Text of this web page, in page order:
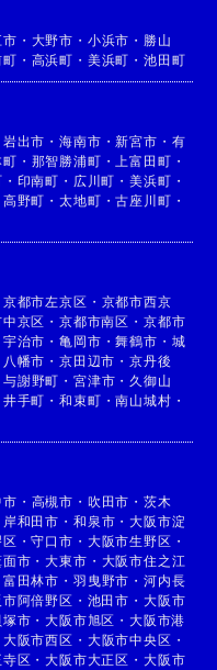
市 ・ 大野市 ・ 小浜市 ・ 勝山
町 ・ 高浜町 ・ 美浜町 ・ 池田町
岩出市 ・海南市 ・新宮市 ・ 有
町 ・ 那智勝浦町 ・ 上富田町 ・
・ 印南町 ・ 広川町 ・美浜町 ・
高野町 ・太地町 ・古座川町 ・
京都市左京区 ・ 京都市西京
京区 ・京都市南区 ・ 京都市
宇治市 ・亀岡市 ・舞鶴市 ・ 城
八幡市 ・京田辺市 ・京丹後
与謝野町 ・ 宮津市 ・ 久御山
井手町 ・和束町 ・南山城村 ・
市 ・ 高槻市 ・ 吹田市 ・ 茨木
岸和田市 ・ 和泉市 ・大阪市淀
区 ・守口市 ・ 大阪市生野区 ・
面市 ・大東市 ・ 大阪市住之江
富田林市 ・ 羽曳野市 ・ 河内長
市阿倍野区 ・ 池田市 ・ 大阪市
塚市 ・大阪市旭区 ・大阪市港
大阪市西区 ・ 大阪市中央区 ・
寺区 ・大阪市大正区 ・ 大阪市